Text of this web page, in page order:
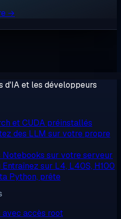
→
d'IA et les développeurs
et CUDA préinstallés
des LLM sur votre propre
Notebooks sur votre serveur
Entraînez sur L4, L40S, H100
Python, prête
avec accès root